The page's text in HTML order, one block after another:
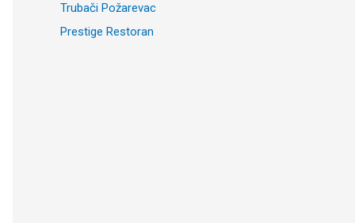
Trubači Požarevac
Prestige Restoran